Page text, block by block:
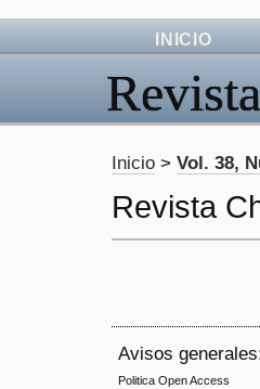
INICIO
Inicio > Vol. 38,
Revista
Avisos
Politica Open Access